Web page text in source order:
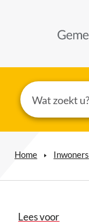
Home Inwoners
Lees voor